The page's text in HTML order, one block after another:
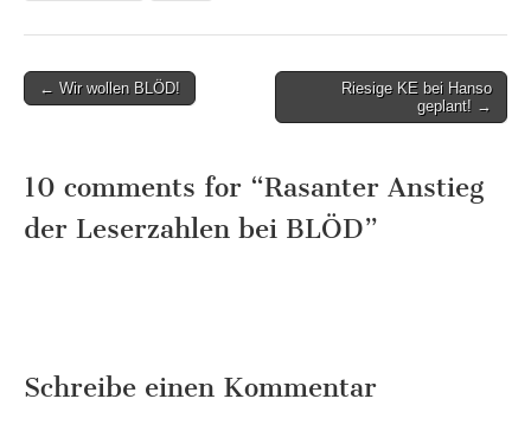
Post← Wir wollen BLÖD!
Riesige KE bei Hanso
geplant! →
10 comments for “Rasanter Anstieg
der Leserzahlen bei BLÖD”
Schreibe einen Kommentar